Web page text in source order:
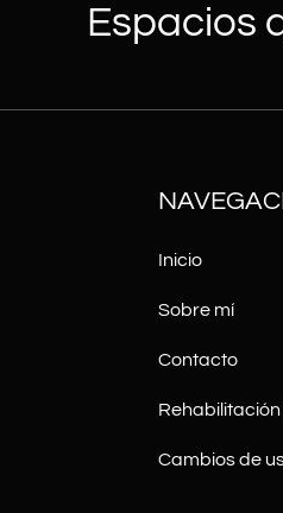
Espacios
Inicio
Sobre mí
Contacto
Cambios de